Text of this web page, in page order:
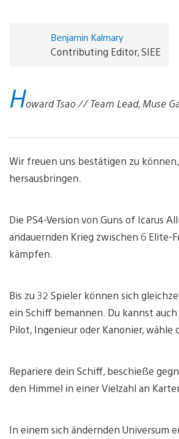
Benjamin Kalmary
Contributing Editor, SIEE
Howard Tsao // Team Lead, Muse
Wir freuen uns bestätigen zu
hersausbringen.
Die PS4-Version von Guns of Icarus
andauernden Krieg zwischen 6
kämpfen.
Bis zu 32 Spieler können sich
ein Schiff bemannen. Du kannst
Pilot, Ingenieur oder Kanonier, wähle
Repariere dein Schiff, beschieße
den Himmel in einer Vielzahl an
In einem sich ändernden Universum